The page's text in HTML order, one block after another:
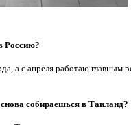
Россию?
а с апреля работаю главным
собираешься в Таиланд?